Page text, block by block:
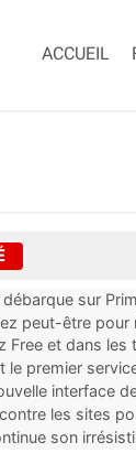
ACCUEIL
sur
peut-être
Free et dans
le premier
interface
les sites
son